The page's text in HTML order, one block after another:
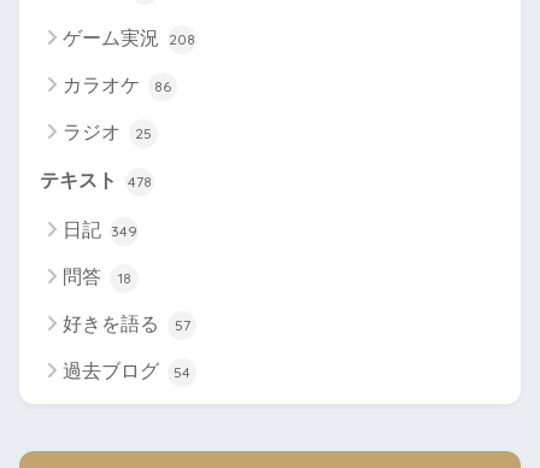
ゲーム実況 208
カラオケ 86
ラジオ 25
テキスト 478
日記 349
問答 18
好きを語る 57
過去ブログ 54